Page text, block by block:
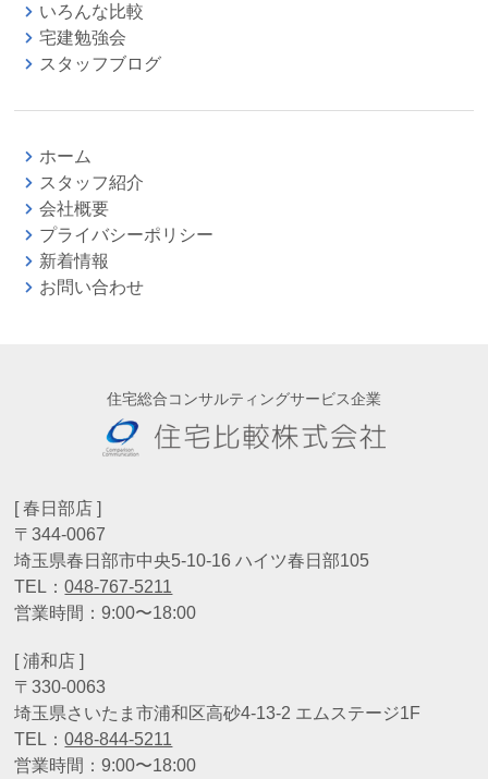
いろんな比較
宅建勉強会
スタッフブログ
ホーム
スタッフ紹介
会社概要
プライバシーポリシー
新着情報
お問い合わせ
住宅総合コンサルティングサービス企業
[ 春日部店 ]
〒344-0067
埼玉県春日部市中央5-10-16 ハイツ春日部105
TEL：048-767-5211
営業時間：9:00〜18:00
[ 浦和店 ]
〒330-0063
埼玉県さいたま市浦和区高砂4-13-2 エムステージ1F
TEL：048-844-5211
営業時間：9:00〜18:00